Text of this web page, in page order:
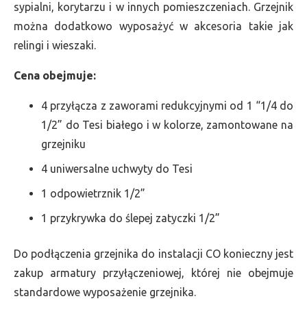
sypialni, korytarzu i w innych pomieszczeniach. Grzejnik
można dodatkowo wyposażyć w akcesoria takie jak
relingi i wieszaki.
Cena obejmuje:
4 przyłącza z zaworami redukcyjnymi od 1 “1/4 do
1/2” do Tesi białego i w kolorze, zamontowane na
grzejniku
4 uniwersalne uchwyty do Tesi
1 odpowietrznik 1/2”
1 przykrywka do ślepej zatyczki 1/2”
Do podłączenia grzejnika do instalacji CO konieczny jest
zakup armatury przyłączeniowej, której nie obejmuje
standardowe wyposażenie grzejnika.